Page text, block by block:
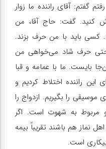
گفتم: آقای راننده ما زوار
کنید. گفت: حاج آقا، من
باید با من حرف بزند.
حرف شاد می‌خواهی من
بایست. ما با عمامه و قبا
راننده اختلاط کردیم و
را بگیریم. ازدواج را
مربوط به شهوت است. اگر
نماز هم باشند تقریباً بیمه
است.